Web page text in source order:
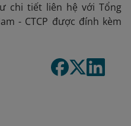
chi tiết liên hệ với Tổng
- CTCP được đính kèm